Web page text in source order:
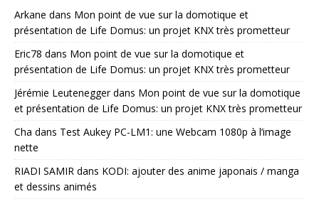
Arkane dans Mon point de vue sur la domotique et
présentation de Life Domus: un projet KNX très prometteur
Eric78 dans Mon point de vue sur la domotique et
présentation de Life Domus: un projet KNX très prometteur
Jérémie Leuteneggerdans Mon point de vue sur la domotique
et présentation de Life Domus: un projet KNX très prometteur
Cha dans Test Aukey PC-LM1: une Webcam 1080p à l’image
nette
RIADI SAMIR dans KODI: ajouter des anime japonais / manga
et dessins animés